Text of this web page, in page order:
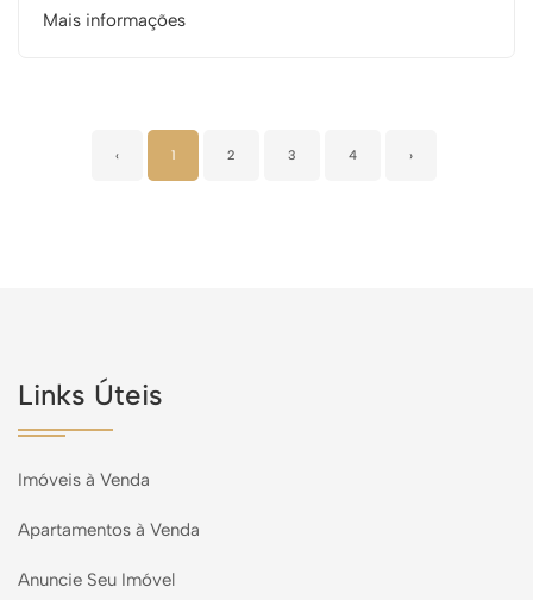
Mais informações
‹ 1 2 3 4 ›
Links Úteis
Imóveis à Venda
Apartamentos à Venda
Anuncie Seu Imóvel